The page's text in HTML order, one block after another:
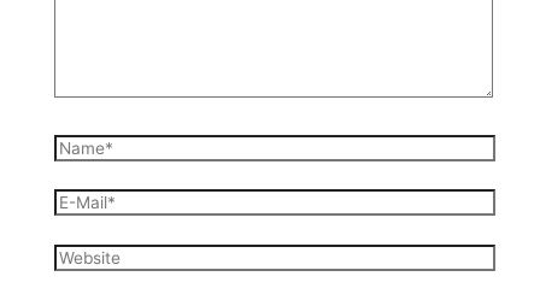
Name*
E-
Mail*
Website